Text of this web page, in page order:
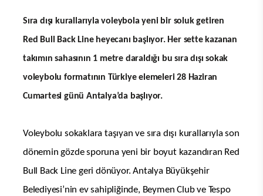
Sıra dışı kurallarıyla voleybola yeni bir soluk getiren
Red Bull Back Line heyecanı başlıyor. Her sette kazanan
takımın sahasının 1 metre daraldığı bu sıra dışı sokak
voleybolu formatının Türkiye elemeleri 28 Haziran
Cumartesi günü Antalya’da başlıyor.
Voleybolu sokaklara taşıyan ve sıra dışı kurallarıyla son
dönemin gözde sporuna yeni bir boyut kazandıran Red
Bull Back Line geri dönüyor. Antalya Büyükşehir
Belediyesi’nin ev sahipliğinde, Beymen Club ve Tespo